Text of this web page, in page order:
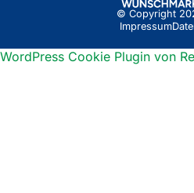
© Copyright
Impressum
WordPress Cookie Plugin von